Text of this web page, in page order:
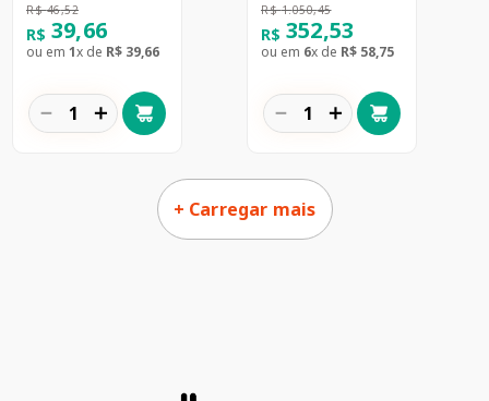
R$ 46,52
R$ 39,66
ou em 1x de R$ 39,66
＋
－
R$ 1.050,45
R$ 352,53
ou em 6x de R$ 58,75
＋
－